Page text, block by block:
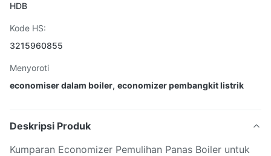
HDB
Kode HS:
3215960855
Menyoroti
economiser dalam boiler, economizer pembangkit listrik
Deskripsi Produk
Kumparan Economizer Pemulihan Panas Boiler untuk